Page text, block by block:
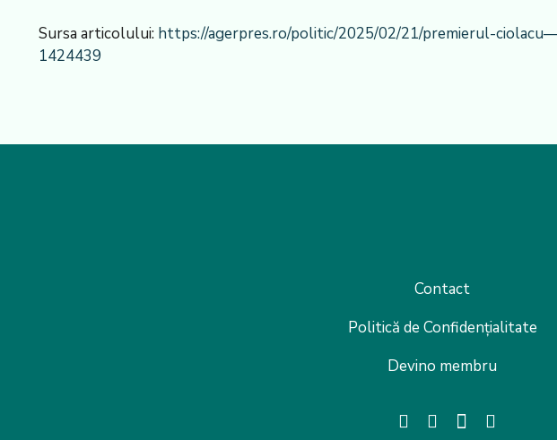
Sursa articolului: https://agerpres.ro/politic/2025/02/21/premierul-
1424439
Contact
Politică de Confidențialitate
Devino membru